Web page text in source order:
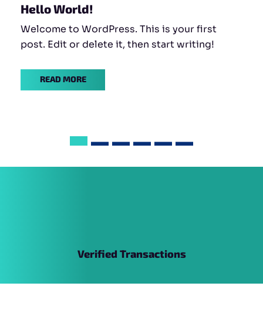
Hello World!
Welcome to WordPress. This is your first
post. Edit or delete it, then start writing!
READ MORE
Verified Transactions